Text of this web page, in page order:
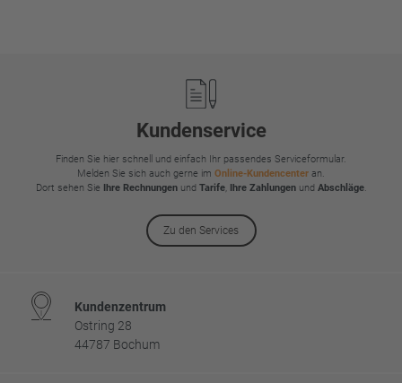
Kundenservice
Finden Sie hier schnell und einfach Ihr passendes Serviceformular.
Melden Sie sich auch gerne im Online-Kundencenter an.
Dort sehen Sie
Ihre Rechnungenund Tarife, Ihre Zahlungenund Abschläge.
Zu den Services
Kundenzentrum
Ostring 28
44787 Bochum